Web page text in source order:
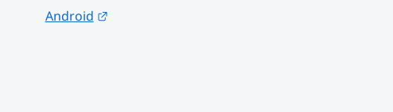
Android
Länk till annan webbplats.